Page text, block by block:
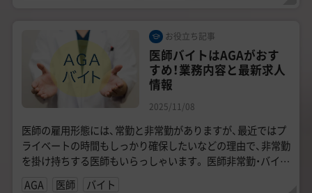
お役立ち記事
医師バイトはAGAがおす
すめ！業務内容と最新求人
情報
2025/11/08
医師の雇用形態には、常勤と非常勤がありますが、最近ではプ
ライベートの時間もしっかり確保したいなどの理由で、非常勤
を掛け持ちする医師もいらっしゃいます。 医師非常勤・バイト
求人の中でも特に人気があるの...
AGA 医師 バイト